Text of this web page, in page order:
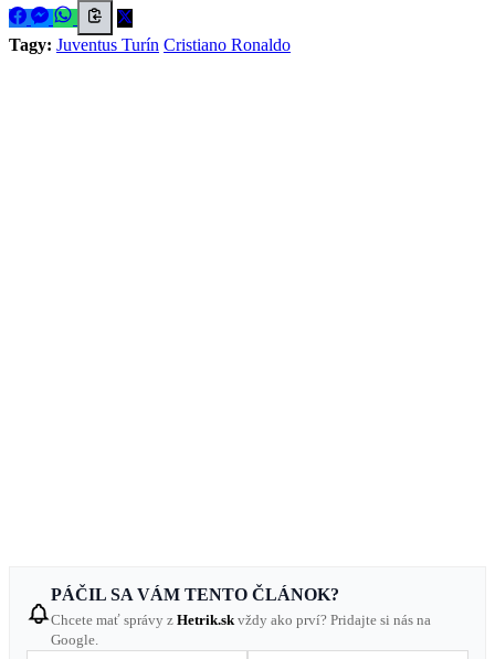
Tagy: Juventus Turín Cristiano Ronaldo
PÁČIL SA VÁM TENTO ČLÁNOK?
Chcete mať správy z Hetrik.sk vždy ako prví? Pridajte si nás na
Google.